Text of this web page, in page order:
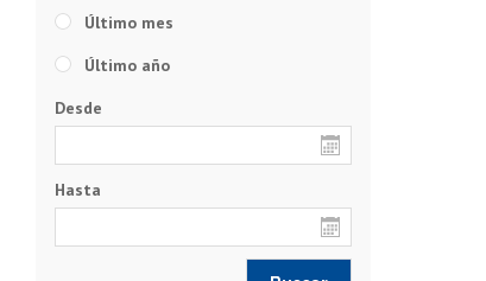
Último mes
Último año
Desde
Hasta